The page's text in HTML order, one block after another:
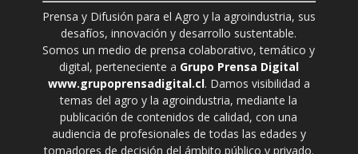
Prensa y Difusión para el Agro y la agroindustria, sus
desafíos, innovación y desarrollo sustentable.
Somos un medio de prensa colaborativo, temático y
digital, perteneciente a Grupo Prensa Digital
www.grupoprensadigital.cl. Damos visibilidad a
temas del agro y la agroindustria, mediante la
publicación de contenidos de calidad, con una
audiencia de profesionales de todas las edades y
tomadores de decisión del ámbito público y privado.